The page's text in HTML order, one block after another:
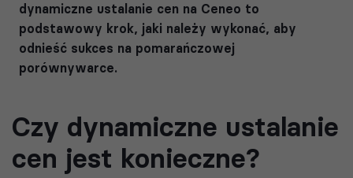
dynamiczne ustalanie cen na Ceneo to
podstawowy krok, jaki należy wykonać, aby
odnieść sukces na pomarańczowej
porównywarce.
Czy dynamiczne ustalanie
cen jest konieczne?